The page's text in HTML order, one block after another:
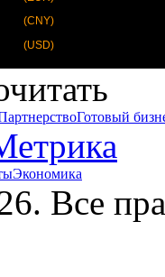
(CNY)
(USD)
Готовый
Экономика
Все